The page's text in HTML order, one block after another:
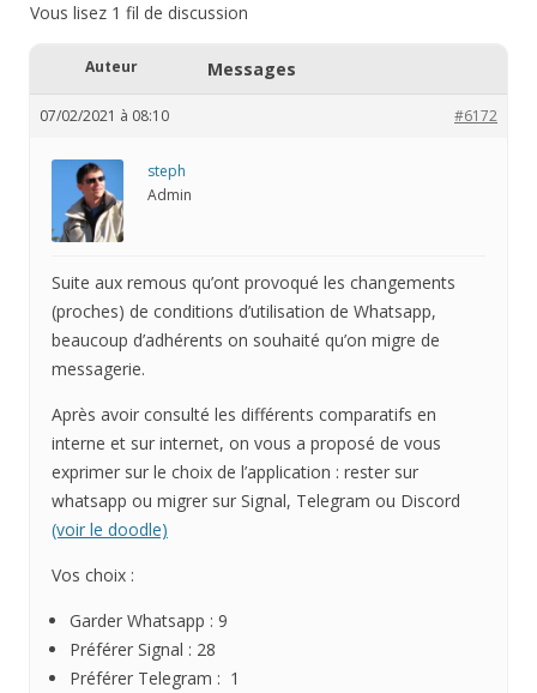
Vous lisez 1 fil de discussion
Auteur Messages
07/02/2021 à 08:10 #6172
steph
Admin
Suite aux remous qu’ont provoqué les changements
(proches) de conditions d’utilisation de Whatsapp,
beaucoup d’adhérents on souhaité qu’on migre de
messagerie.
Après avoir consulté les différents comparatifs en
interne et sur internet, on vous a proposé de vous
exprimer sur le choix de l’application : rester sur
whatsapp ou migrer sur Signal, Telegram ou Discord
(voir le doodle)
Vos choix :
Garder Whatsapp : 9
Préférer Signal : 28
Préférer Telegram : 1